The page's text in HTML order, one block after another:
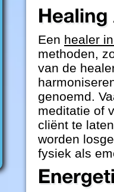
Een healer
methoden,
van de
genoemd.
meditatie of
cliënt te
worden
fysiek als